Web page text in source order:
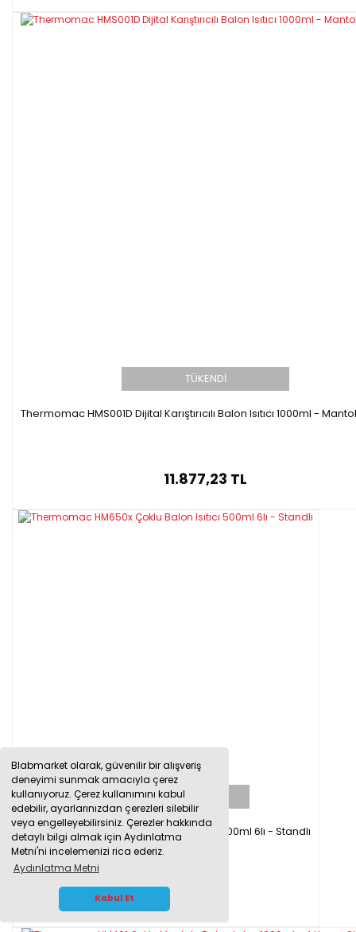
Blabmarket olarak, güvenilir bir alışveriş
deneyimi sunmak amacıyla çerez
kullanıyoruz. Çerez kullanımını kabul
edebilir, ayarlarınızdan çerezleri silebilir
veya engelleyebilirsiniz. Çerezler hakkında
detaylı bilgi almak için Aydınlatma
Metni'ni incelemenizi rica ederiz.
Aydınlatma Metni
Kabul Et
TÜKENDİ
Thermomac HMS001D Dijital Karıştırıcılı Balon Isıtıcı 1000ml -
11.877,23 TL
TÜKENDİ
Thermomac HM650x Çoklu Balon Isıtıcı 500ml 6lı - Standlı
26.665,00 TL
WHATSAPP İLETİŞİM